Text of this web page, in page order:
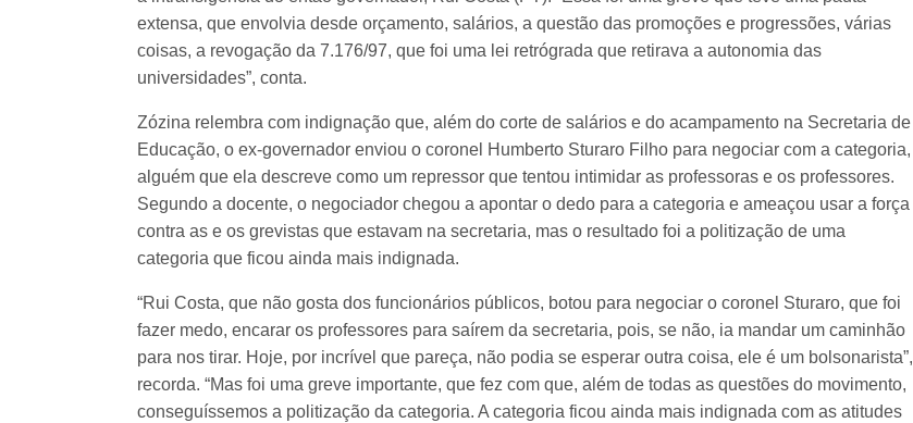
extensa, que envolvia desde orçamento, salários, a questão das promoções e progressões, várias
coisas, a revogação da 7.176/97, que foi uma lei retrógrada que retirava a autonomia das
universidades”, conta.
Zózina relembra com indignação que, além do corte de salários e do acampamento na Secretaria de
Educação, o ex-governador enviou o coronel Humberto Sturaro Filho para negociar com a categoria,
alguém que ela descreve como um repressor que tentou intimidar as professoras e os professores.
Segundo a docente, o negociador chegou a apontar o dedo para a categoria e ameaçou usar a força
contra as e os grevistas que estavam na secretaria, mas o resultado foi a politização de uma
categoria que ficou ainda mais indignada.
“Rui Costa, que não gosta dos funcionários públicos, botou para negociar o coronel Sturaro, que foi
fazer medo, encarar os professores para saírem da secretaria, pois, se não, ia mandar um caminhão
para nos tirar. Hoje, por incrível que pareça, não podia se esperar outra coisa, ele é um bolsonarista”,
recorda. “Mas foi uma greve importante, que fez com que, além de todas as questões do movimento,
conseguíssemos a politização da categoria. A categoria ficou ainda mais indignada com as atitudes